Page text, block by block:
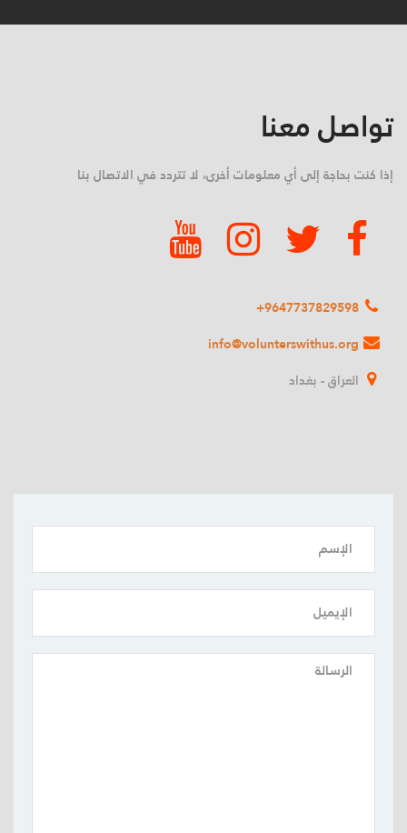
تواصل معنا
إذا كنت بحاجة إلى أي معلومات أخرى، لا تتردد في الاتصال بنا
9647737829598+
info@volunterswithus.org
العراق - بغداد